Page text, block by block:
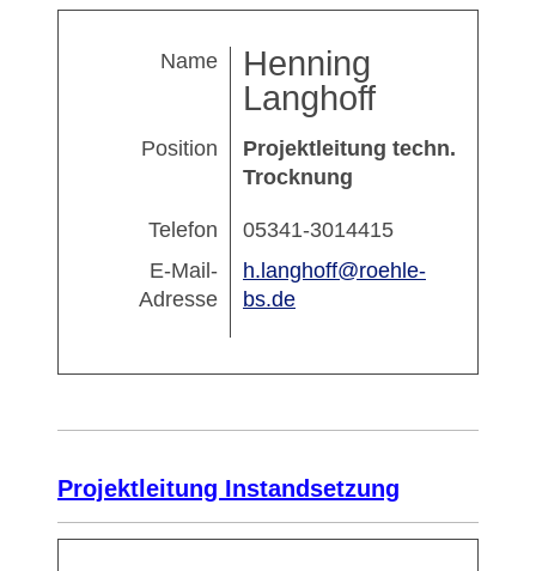
Name
Henning
Langhoff
Position
Projektleitung techn.
Trocknung
Telefon
05341-3014415
E-Mail-
Adresse
h.langhoff@roehle-
bs.de
Projektleitung Instandsetzung